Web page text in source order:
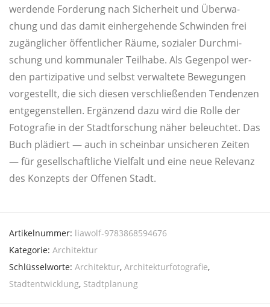
wer­den­de For­de­rung nach Sicher­heit und Über­wa­
chung und das damit ein­her­ge­hen­de Schwin­den frei
zugäng­li­cher öffent­li­cher Räu­me, sozia­ler Durch­mi­
schung und kom­mu­na­ler Teil­ha­be. Als Gegen­pol wer­
den par­ti­zi­pa­ti­ve und selbst ver­wal­te­te Bewe­gun­gen
vor­ge­stellt, die sich die­sen ver­schlie­ßen­den Ten­den­zen
ent­ge­gen­stel­len. Ergän­zend dazu wird die Rol­le der
Foto­gra­fie in der Stadt­for­schung näher beleuch­tet. Das
Buch plä­diert — auch in schein­bar unsi­che­ren Zei­ten
— für gesell­schaft­li­che Viel­falt und eine neue Rele­vanz
des Kon­zepts der Offe­nen Stadt.
Artikelnummer: liawolf-9783868594676
Kategorie: Architektur
Schlüsselworte: Architektur, Architekturfotografie,
Stadtentwicklung, Stadtplanung